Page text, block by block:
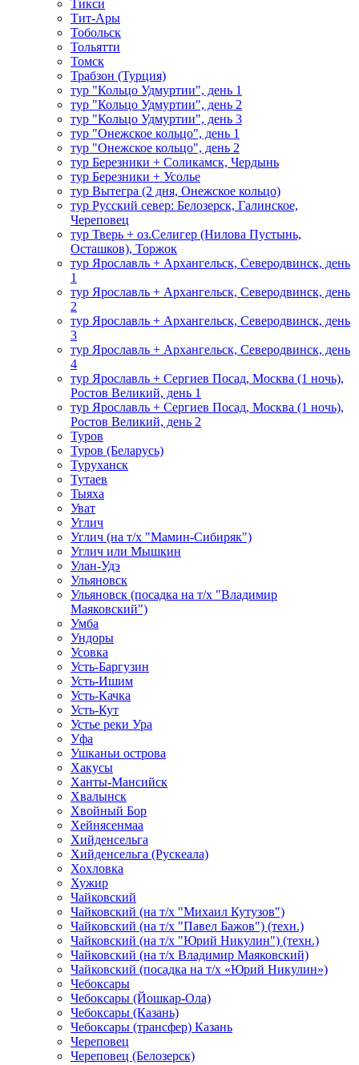
Тикси
Тит-Ары
Тобольск
Тольятти
Томск
Трабзон (Турция)
тур "Кольцо Удмуртии", день 1
тур "Кольцо Удмуртии", день 2
тур "Кольцо Удмуртии", день 3
тур "Онежское кольцо", день 1
тур "Онежское кольцо", день 2
тур Березники + Соликамск, Чердынь
тур Березники + Усолье
тур Вытегра (2 дня, Онежское кольцо)
тур Русский север: Белозерск, Галинское,
Череповец
тур Тверь + оз.Селигер (Нилова Пустынь,
Осташков), Торжок
тур Ярославль + Архангельск, Северодвинск, день
1
тур Ярославль + Архангельск, Северодвинск, день
2
тур Ярославль + Архангельск, Северодвинск, день
3
тур Ярославль + Архангельск, Северодвинск, день
4
тур Ярославль + Сергиев Посад, Москва (1 ночь),
Ростов Великий, день 1
тур Ярославль + Сергиев Посад, Москва (1 ночь),
Ростов Великий, день 2
Туров
Туров (Беларусь)
Туруханск
Тутаев
Тыяха
Уват
Углич
Углич (на т/х "Мамин-Сибиряк")
Углич или Мышкин
Улан-Удэ
Ульяновск
Ульяновск (посадка на т/х "Владимир
Маяковский")
Умба
Ундоры
Усовка
Усть-Баргузин
Усть-Ишим
Усть-Качка
Усть-Кут
Устье реки Ура
Уфа
Ушканьи острова
Хакусы
Ханты-Мансийск
Хвалынск
Хвойный Бор
Хейнясенмаа
Хийденсельга
Хийденсельга (Рускеала)
Хохловка
Хужир
Чайковский
Чайковский (на т/х "Михаил Кутузов")
Чайковский (на т/х "Павел Бажов") (техн.)
Чайковский (на т/х "Юрий Никулин") (техн.)
Чайковский (на т/х Владимир Маяковский)
Чайковский (посадка на т/х «Юрий Никулин»)
Чебоксары
Чебоксары (Йошкар-Ола)
Чебоксары (Казань)
Чебоксары (трансфер) Казань
Череповец
Череповец (Белозерск)